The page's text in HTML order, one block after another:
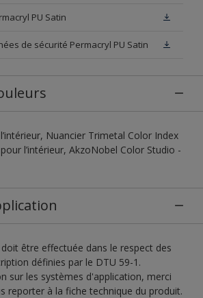
PU Satin
de sécurité Permacryl PU Satin
Nuancier Trimetal Color Index
l’intérieur, AkzoNobel Color Studio -
être effectuée dans le respect des
définies par le DTU 59-1.
sur les systèmes d'application, merci
reporter à la fiche technique du produit.